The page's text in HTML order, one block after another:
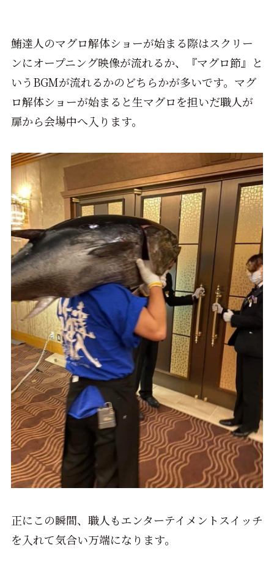
鮪達人のマグロ解体ショーが始まる際はスクリー
ンにオープニング映像が流れるか、『マグロ節』と
いうBGMが流れるかのどちらかが多いです。マグ
ロ解体ショーが始まると生マグロを担いだ職人が
扉から会場中へ入ります。
正にこの瞬間、職人もエンターテイメントスイッチ
を入れて気合い万端になります。